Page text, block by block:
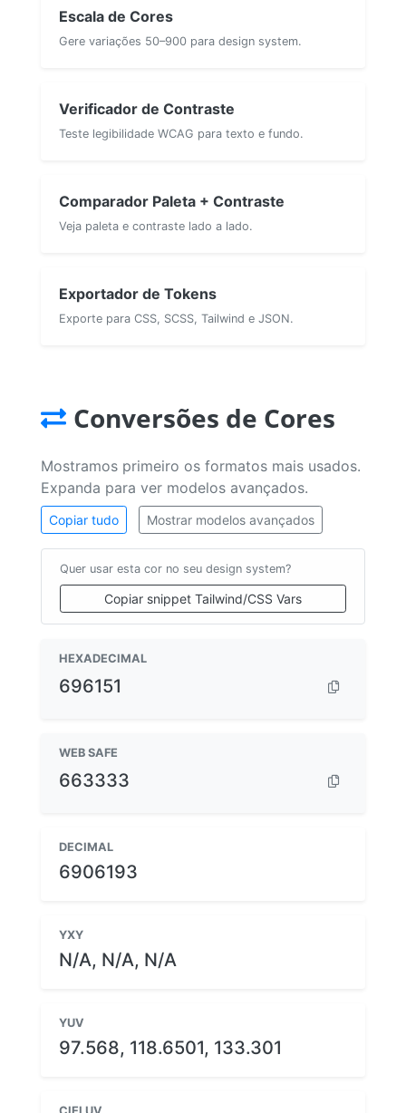
Escala de Cores
Gere variações 50–900 para design system.
Verificador de Contraste
Teste legibilidade WCAG para texto e fundo.
Comparador Paleta + Contraste
Veja paleta e contraste lado a lado.
Exportador de Tokens
Exporte para CSS, SCSS, Tailwind e JSON.
Conversões de Cores
Mostramos primeiro os formatos mais usados.
Expanda para ver modelos avançados.
Copiar tudo Mostrar modelos avançados
Quer usar esta cor no seu design system?
Copiar snippet Tailwind/CSS Vars
HEXADECIMAL
696151
WEB SAFE
663333
DECIMAL
6906193
YXY
N/A, N/A, N/A
YUV
97.568, 118.6501, 133.301
CIELUV